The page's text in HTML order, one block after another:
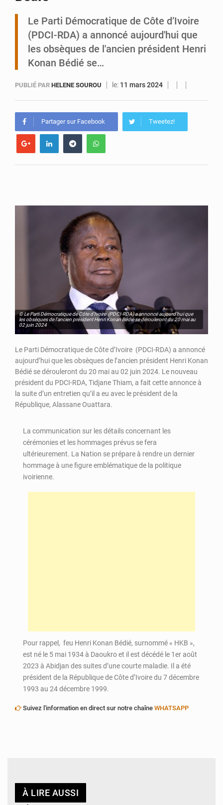
Tibiri : le dialogue, nouveau terrain de jeu pour la paix
Le Parti Démocratique de Côte d’Ivoire
(PDCI-RDA) a annoncé aujourd'hui que
les obsèques de l'ancien président Henri
Konan Bédié se…
PUBLIÉ PAR HELENE SOUROU le: 11 mars 2024
Partager sur Facebook Tweetez!
© Le Parti Démocratique de Côte d’Ivoire (PDCI-RDA) a annoncé aujourd'hui que
les obsèques de l'ancien président Henri Konan Bédié se dérouleront du 20 mai au
02 juin 2024
Le Parti Démocratique de Côte d’Ivoire (PDCI-RDA) a annoncé
aujourd’hui que les obsèques de l’ancien président Henri Konan
Bédié se dérouleront du 20 mai au 02 juin 2024. Le nouveau
président du PDCI-RDA, Tidjane Thiam, a fait cette annonce à
la suite d’un entretien qu’il a eu avec le président de la
République, Alassane Ouattara.
La communication sur les détails concernant les
cérémonies et les hommages prévus se fera
ultérieurement. La Nation se prépare à rendre un dernier
hommage à une figure emblématique de la politique
ivoirienne.
Pour rappel, feu Henri Konan Bédié, surnommé « HKB »,
est né le 5 mai 1934 à Daoukro et il est décédé le 1er août
2023 à Abidjan des suites d’une courte maladie. Il a été
président de la République de Côte d’Ivoire du 7 décembre
1993 au 24 décembre 1999.
Suivez l'information en direct sur notre chaîne WHATSAPP
À LIRE AUSSI